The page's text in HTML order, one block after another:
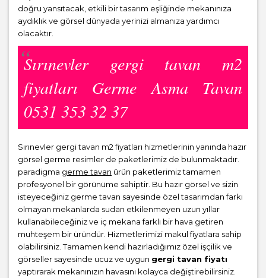
doğru yansıtacak, etkili bir tasarım eşliğinde mekanınıza
aydıklık ve görsel dünyada yerinizi almanıza yardımcı
olacaktır.
Sırınevler gergi tavan m2
fiyatları Germe Asma Tavan
0531 353 32 37
Sırınevler gergi tavan m2 fiyatları hizmetlerinin yanında hazır
görsel germe resimler de paketlerimiz de bulunmaktadır.
paradigma germe tavan ürün paketlerimiz tamamen
profesyonel bir görünüme sahiptir. Bu hazır görsel ve sizin
isteyeceğiniz germe tavan sayesinde özel tasarımdan farkı
olmayan mekanlarda sudan etkilenmeyen uzun yıllar
kullanabileceğiniz ve iç mekana farklı bir hava getiren
muhteşem bir üründür. Hizmetlerimizi makul fiyatlara sahip
olabilirsiniz. Tamamen kendi hazırladığımız özel işçilik ve
görseller sayesinde ucuz ve uygun gergi tavan fiyatı
yaptırarak mekanınızın havasını kolayca değiştirebilirsiniz.